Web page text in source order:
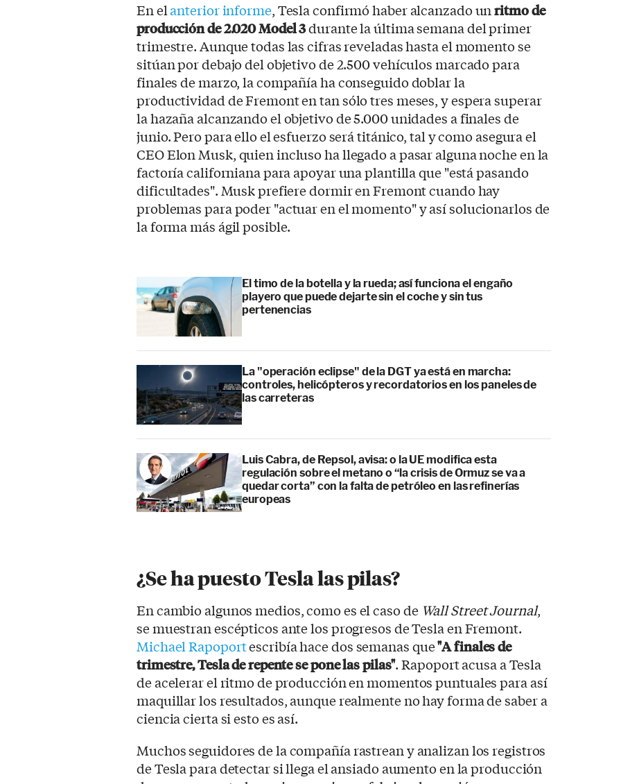
En elanterior informe, Tesla confirmó haber alcanzado unritmo de
producción de 2.020 Model 3durante la última semana del primer
trimestre. Aunque todas las cifras reveladas hasta el momento se
sitúan por debajo del objetivo de 2.500 vehículos marcado para
finales de marzo, la compañía ha conseguido doblar la
productividad de Fremont en tan sólo tres meses, y espera superar
la hazaña alcanzando el objetivo de 5.000 unidades a finales de
junio. Pero para ello el esfuerzo será titánico, tal y como asegura el
CEO Elon Musk, quien incluso ha llegado a pasar alguna noche en la
factoría californiana para apoyar una plantilla que "está pasando
dificultades". Musk prefiere dormir en Fremont cuando hay
problemas para poder "actuar en el momento" y así solucionarlos de
la forma más ágil posible.
El timo de la botella y la rueda; así funciona el engaño
playero que puede dejarte sin el coche y sin tus
pertenencias
La "operación eclipse" de la DGT ya está en marcha:
controles, helicópteros y recordatorios en los paneles de
las carreteras
Luis Cabra, de Repsol, avisa: o la UE modifica esta
regulación sobre el metano o “la crisis de Ormuz se va a
quedar corta” con la falta de petróleo en las refinerías
europeas
¿Se ha puesto Tesla las pilas?
En cambio algunos medios, como es el caso de Wall Street Journal,
se muestran escépticos ante los progresos de Tesla en Fremont.
Michael Rapoportescribía hace dos semanas que"A finales de
trimestre, Tesla de repente se pone las pilas". Rapoport acusa a Tesla
de acelerar el ritmo de producción en momentos puntuales para así
maquillar los resultados, aunque realmente no hay forma de saber a
ciencia cierta si esto es así.
Muchos seguidores de la compañía rastrean y analizan los registros
de Tesla para detectar si llega el ansiado aumento en la producción